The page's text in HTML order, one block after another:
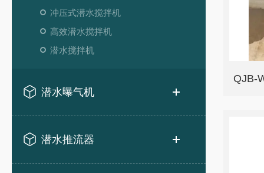
冲压式潜水搅拌机
高效潜水搅拌机
潜水搅拌机
潜水曝气机
潜水推流器
QJB-